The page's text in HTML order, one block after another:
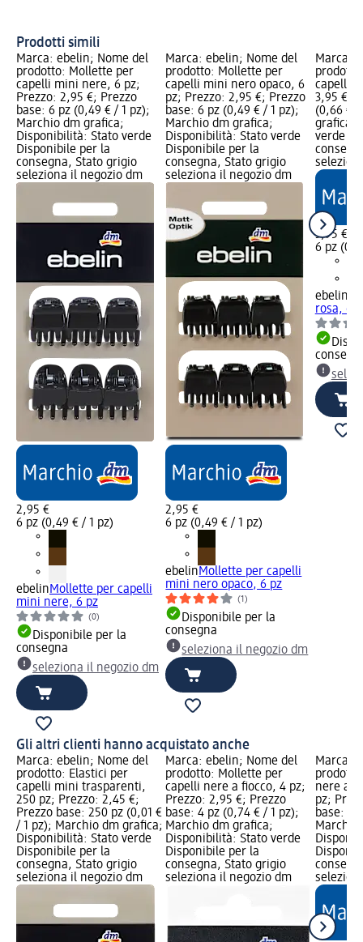
Prodotti simili
Marca: ebelin; Nome del
prodotto: Mollette per
capelli mini nere, 6 pz;
Prezzo: 2,95 €; Prezzo
base: 6 pz (0,49 € / 1 pz);
Marchio dm grafica;
Disponibilità: Stato verde
Disponibile per la
consegna, Stato grigio
seleziona il negozio dm
2,95 €
6 pz (0,49 € / 1 pz)
ebelinMollette per capelli
mini nere, 6 pz
(0)
Disponibile per la
consegna
seleziona il negozio dm
Marca: ebelin; Nome del
prodotto: Mollette per
capelli mini nero opaco, 6
pz; Prezzo: 2,95 €; Prezzo
base: 6 pz (0,49 € / 1 pz);
Marchio dm grafica;
Disponibilità: Stato verde
Disponibile per la
consegna, Stato grigio
seleziona il negozio dm
2,95 €
6 pz (0,49 € / 1 pz)
ebelinMollette per capelli
mini nero opaco, 6 pz
(1)
Disponibile per la
consegna
seleziona il negozio dm
Marca:
capelli
3,95 €;
(0,66 € /
grafica;
verde
3,95 €
6 pz
ebelin
rosa, 6
Gli altri clienti hanno acquistato anche
Marca: ebelin; Nome del
prodotto: Elastici per
capelli mini trasparenti,
250 pz; Prezzo: 2,45 €;
Prezzo base: 250 pz (0,01 €
/ 1 pz); Marchio dm grafica;
Disponibilità: Stato verde
Disponibile per la
consegna, Stato grigio
seleziona il negozio dm
Marca: ebelin; Nome del
prodotto: Mollette per
capelli nere a fiocco, 4 pz;
Prezzo: 2,95 €; Prezzo
base: 4 pz (0,74 € / 1 pz);
Marchio dm grafica;
Disponibilità: Stato verde
Disponibile per la
consegna, Stato grigio
seleziona il negozio dm
Marca:
nere
pz;
base:
Marchio